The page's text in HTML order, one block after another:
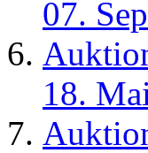
07.
18.